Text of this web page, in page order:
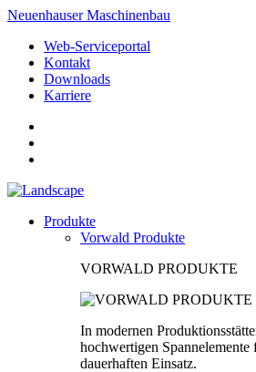
Neuenhauser Maschinenbau
Web-Serviceportal
Kontakt
Downloads
Karriere
Produkte
Vorwald Produkte
VORWALD PRODUKTE
In modernen
hochwertigen
dauerhaften Einsatz.